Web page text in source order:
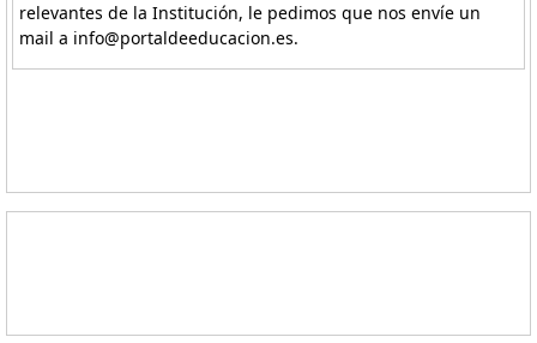
relevantes de la Institución, le pedimos que nos envíe un
mail a info@portaldeeducacion.es.